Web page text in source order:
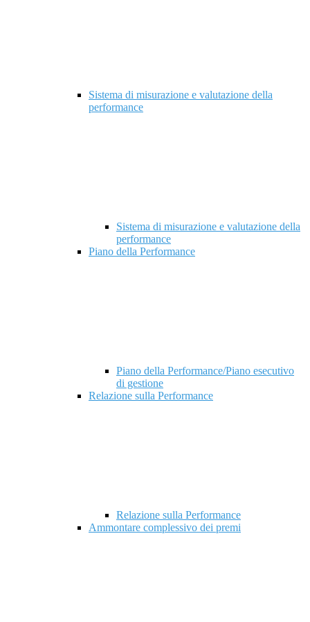
Sistema di misurazione e valutazione della
performance
Sistema di misurazione e valutazione della
performance
Piano della Performance
Piano della Performance/Piano esecutivo
di gestione
Relazione sulla Performance
Relazione sulla Performance
Ammontare complessivo dei premi